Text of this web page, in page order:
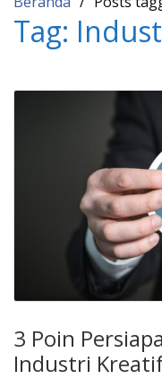
Tag:
3 Poin
Industri